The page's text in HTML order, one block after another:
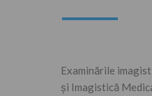
Examinările
și Imagistică